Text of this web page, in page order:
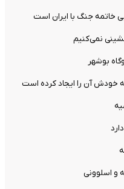
خاتمه جنگ با ایران است
نمی‌کنیم
بوشهر
خودش آن را ایجاد کرده است
و اسلوونی